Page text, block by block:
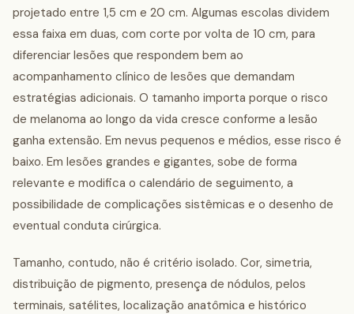
projetado entre 1,5 cm e 20 cm. Algumas escolas dividem
essa faixa em duas, com corte por volta de 10 cm, para
diferenciar lesões que respondem bem ao
acompanhamento clínico de lesões que demandam
estratégias adicionais. O tamanho importa porque o risco
de melanoma ao longo da vida cresce conforme a lesão
ganha extensão. Em nevus pequenos e médios, esse risco é
baixo. Em lesões grandes e gigantes, sobe de forma
relevante e modifica o calendário de seguimento, a
possibilidade de complicações sistêmicas e o desenho de
eventual conduta cirúrgica.
Tamanho, contudo, não é critério isolado. Cor, simetria,
distribuição de pigmento, presença de nódulos, pelos
terminais, satélites, localização anatômica e histórico